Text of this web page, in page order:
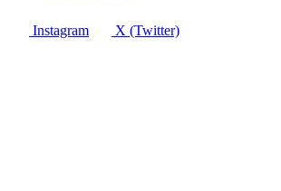
Instagram X (Twitter)